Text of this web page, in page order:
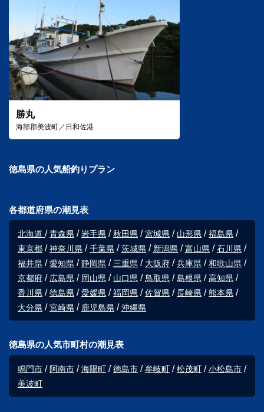
勝丸
海部郡美波町／日和佐港
徳島県の人気船釣りプラン
各都道府県の潮見表
北海道 青森県 岩手県 秋田県 宮城県 山形県
福島県
東京都
神奈川県 千葉県 茨城県 新潟県 富山県
石川県
福井県
愛知県 静岡県 三重県 大阪府 兵庫県
和歌山県
京都府
広島県 岡山県 山口県 鳥取県 島根県
高知県
香川県
徳島県 愛媛県 福岡県 佐賀県 長崎県
熊本県
大分県
宮崎県 鹿児島県 沖縄県
徳島県の人気市町村の潮見表
鳴門市 阿南市 海陽町 徳島市 牟岐町 松茂町
小松島市
美波町